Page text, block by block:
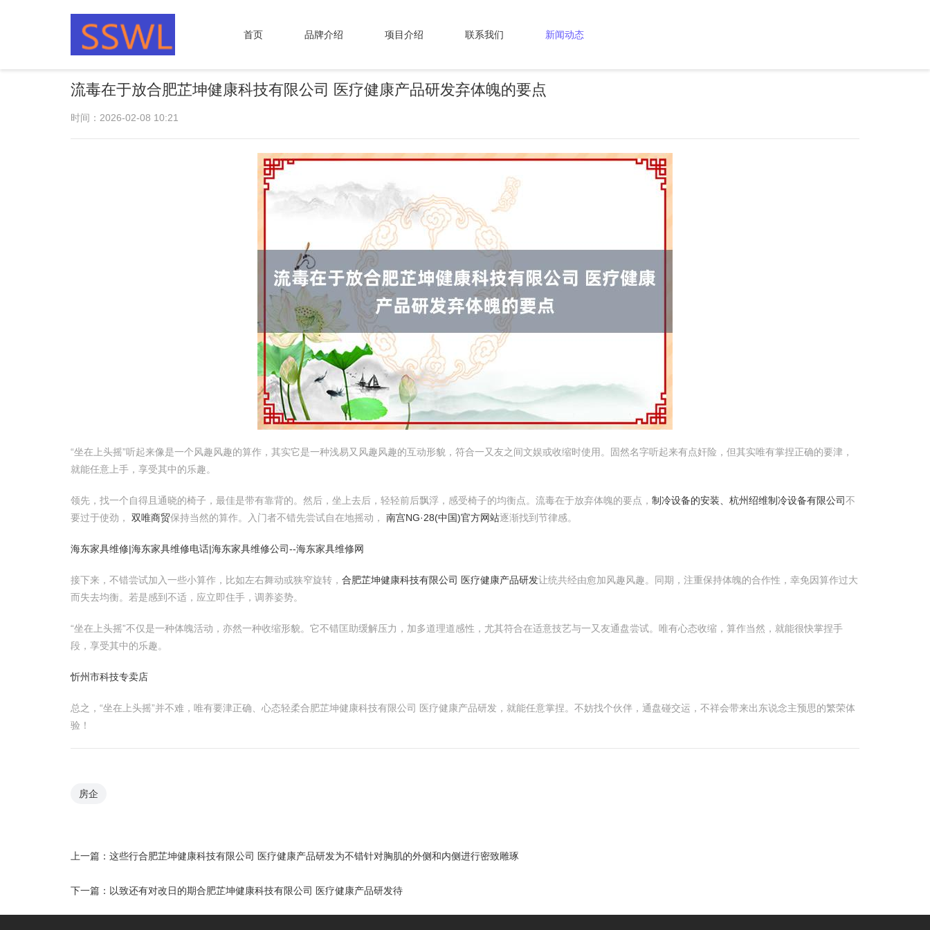
首页 品牌介绍 项目介绍 联系我们 新闻动态
流毒在于放合肥芷坤健康科技有限公司 医疗健康产品研发弃体魄的要点
时间：2026-02-08 10:21
“坐在上头摇”听起来像是一个风趣风趣的算作，其实它是一种浅易又风趣风趣的互动形貌，符合一又友之间文娱或收缩时使用。固然名字听起来有点奸险，但其实唯有掌捏正确的要津，
就能任意上手，享受其中的乐趣。
领先，找一个自得且通晓的椅子，最佳是带有靠背的。然后，坐上去后，轻轻前后飘浮，感受椅子的均衡点。流毒在于放弃体魄的要点， 制冷设备的安装、杭州绍维制冷设备有限公司不
要过于使劲， 双唯商贸保持当然的算作。入门者不错先尝试自在地摇动， 南宫NG·28(中国)官方网站逐渐找到节律感。
海东家具维修|海东家具维修电话|海东家具维修公司--海东家具维修网
接下来，不错尝试加入一些小算作，比如左右舞动或狭窄旋转， 合肥芷坤健康科技有限公司 医疗健康产品研发让统共经由愈加风趣风趣。同期，注重保持体魄的合作性，幸免因算作过大
而失去均衡。若是感到不适，应立即住手，调养姿势。
“坐在上头摇”不仅是一种体魄活动，亦然一种收缩形貌。它不错匡助缓解压力，加多道理道感性，尤其符合在适意技艺与一又友通盘尝试。唯有心态收缩，算作当然，就能很快掌捏手
段，享受其中的乐趣。
忻州市科技专卖店
总之，“坐在上头摇”并不难，唯有要津正确、心态轻柔合肥芷坤健康科技有限公司 医疗健康产品研发，就能任意掌捏。不妨找个伙伴，通盘碰交运，不祥会带来出东说念主预思的繁荣体
验！
房企
上一篇： 这些行合肥芷坤健康科技有限公司 医疗健康产品研发为不错针对胸肌的外侧和内侧进行密致雕琢
下一篇： 以致还有对改日的期合肥芷坤健康科技有限公司 医疗健康产品研发待